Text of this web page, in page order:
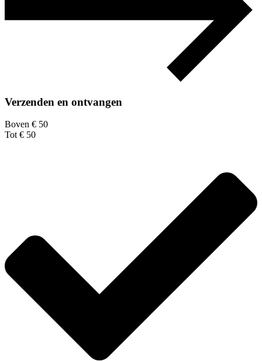
Verzenden en ontvangen
Boven € 50
Tot € 50